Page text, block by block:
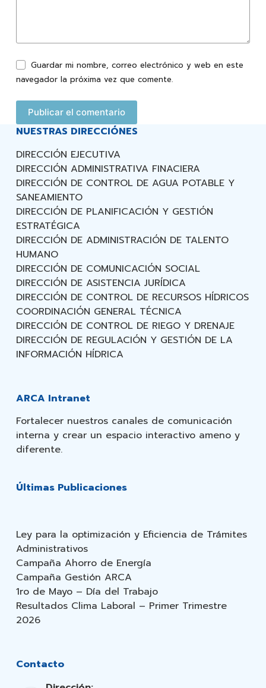
Guardar mi nombre, correo electrónico y web en este
navegador la próxima vez que comente.
Publicar el comentario
NUESTRAS DIRECCIÓNES
DIRECCIÓN EJECUTIVA
DIRECCIÓN ADMINISTRATIVA FINACIERA
DIRECCIÓN DE CONTROL DE AGUA POTABLE Y
SANEAMIENTO
DIRECCIÓN DE PLANIFICACIÓN Y GESTIÓN
ESTRATÉGICA
DIRECCIÓN DE ADMINISTRACIÓN DE TALENTO
HUMANO
DIRECCIÓN DE COMUNICACIÓN SOCIAL
DIRECCIÓN DE ASISTENCIA JURÍDICA
DIRECCIÓN DE CONTROL DE RECURSOS HÍDRICOS
COORDINACIÓN GENERAL TÉCNICA
DIRECCIÓN DE CONTROL DE RIEGO Y DRENAJE
DIRECCIÓN DE REGULACIÓN Y GESTIÓN DE LA
INFORMACIÓN HÍDRICA
ARCA Intranet
Fortalecer nuestros canales de comunicación
interna y crear un espacio interactivo ameno y
diferente.
Últimas Publicaciones
Ley para la optimización y Eficiencia de Trámites
Administrativos
Campaña Ahorro de Energía
Campaña Gestión ARCA
1ro de Mayo – Día del Trabajo
Resultados Clima Laboral – Primer Trimestre
2026
Contacto